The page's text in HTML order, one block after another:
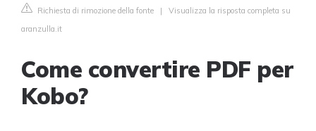
Richiesta di rimozione della fonte | Visualizza la risposta completa su
aranzulla.it
Come convertire PDF per
Kobo?